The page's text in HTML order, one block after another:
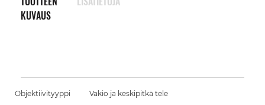
KUVAUS
Objektiivityyppi Vakio ja keskipitkä tele